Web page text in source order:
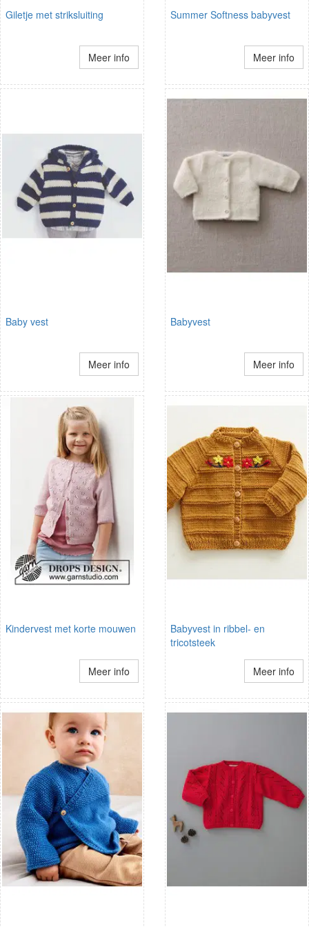
Giletje met striksluiting
Meer info
Summer Softness babyvest
Meer info
Baby vest
Meer info
Babyvest
Meer info
Kindervest met korte mouwen
Meer info
Babyvest in ribbel- en
tricotsteek
Meer info